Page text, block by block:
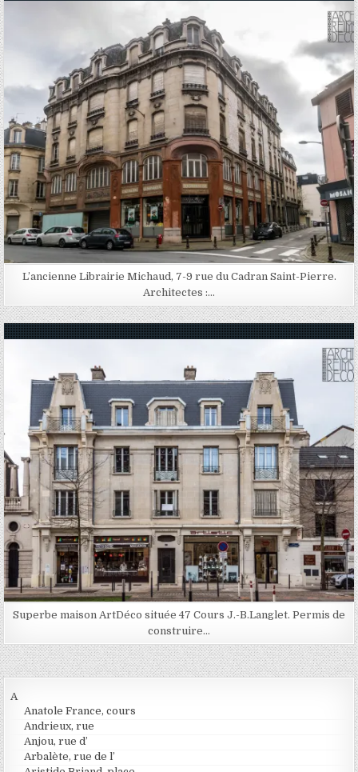
L’ancienne Librairie Michaud, 7-9 rue du Cadran Saint-Pierre.
Architectes :…
Superbe maison ArtDéco située 47 Cours J.-B.Langlet. Permis de
construire…
A
Anatole France, cours
Andrieux, rue
Anjou, rue d’
Arbalète, rue de l’